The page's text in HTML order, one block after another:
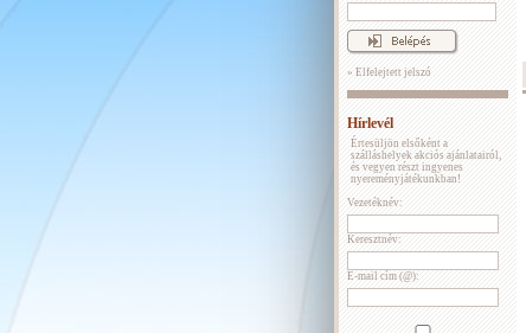
» Elfelejtett jelszó
Hírlevél
Értesüljön elsőként a
szálláshelyek akciós ajánlatairól,
és vegyen részt ingyenes
nyereményjátékunkban!
Vezetéknév:
Keresztnév:
E-mail cím (@):